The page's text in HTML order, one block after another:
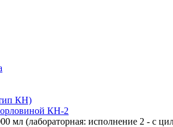
КН)
КН-2
мл (лабораторная: исполнение 2 - с